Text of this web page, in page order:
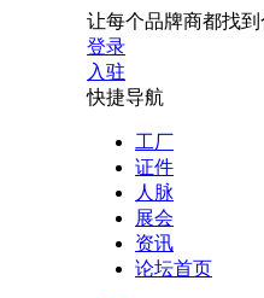
让每个品牌商都找到
登录
入驻
快捷导航
工厂
证件
人脉
展会
资讯
论坛首页